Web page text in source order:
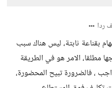
ردا
بقناعة ثابتة، ليس هناك سبب
مطلقا، الامر هو في الطريقة
، فالضرورة تبيح المحضورة،